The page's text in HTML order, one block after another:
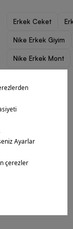
Erkek Ceket
Nike Erkek Giyim
Nike Erkek Mont